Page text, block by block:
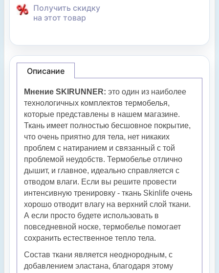
Получить скидку
на этот товар
Описание
Мнение SKIRUNNER: это один из наиболее
технологичных комплектов термобелья,
которые представлены в нашем магазине.
Ткань имеет полностью бесшовное покрытие,
что очень приятно для тела, нет никаких
проблем с натиранием и связанный с той
проблемой неудобств. Термобелье отлично
дышит, и главное, идеально справляется с
отводом влаги. Если вы решите провести
интенсивную тренировку - ткань Skinlife очень
хорошо отводит влагу на верхний слой ткани.
А если просто будете использовать в
повседневной носке, термобелье помогает
сохранить естественное тепло тела.
Состав ткани является неоднородным, с
добавлением эластана, благодаря этому